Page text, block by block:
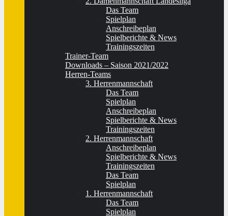
Das Team
Spielplan
Anschreibeplan
Spielberichte & News
Trainingszeiten
Trainer-Team
Downloads – Saison 2021/2022
Herren-Teams
3. Herrenmannschaft
Das Team
Spielplan
Anschreibeplan
Spielberichte & News
Trainingszeiten
2. Herrenmannschaft
Anschreibeplan
Spielberichte & News
Trainingszeiten
Das Team
Spielplan
1. Herrenmannschaft
Das Team
Spielplan